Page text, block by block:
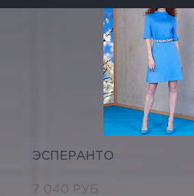
ЭСПЕРАНТО
7 040 РУБ